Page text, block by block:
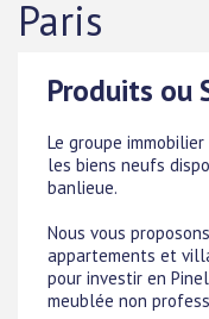
Paris
Produits ou
Le groupe
les biens neufs
banlieue.
Nous vous
appartements et
pour investir en
meublée non